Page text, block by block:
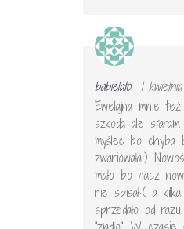
babielato
1
Ewelajna mnie
szkoda ale
myśleć bo chyba
zwariowała:)
mało bo nasz
nie spisał:( a
sprzedało od